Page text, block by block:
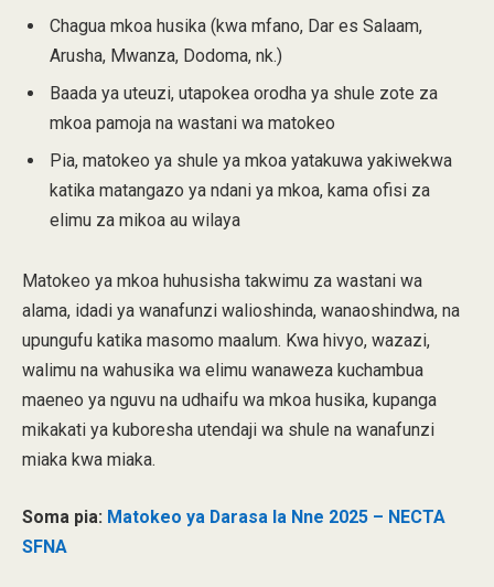
Chagua mkoa husika (kwa mfano, Dar es Salaam,
Arusha, Mwanza, Dodoma, nk.)
Baada ya uteuzi, utapokea orodha ya shule zote za
mkoa pamoja na wastani wa matokeo
Pia, matokeo ya shule ya mkoa yatakuwa yakiwekwa
katika matangazo ya ndani ya mkoa, kama ofisi za
elimu za mikoa au wilaya
Matokeo ya mkoa huhusisha takwimu za wastani wa
alama, idadi ya wanafunzi walioshinda, wanaoshindwa, na
upungufu katika masomo maalum. Kwa hivyo, wazazi,
walimu na wahusika wa elimu wanaweza kuchambua
maeneo ya nguvu na udhaifu wa mkoa husika, kupanga
mikakati ya kuboresha utendaji wa shule na wanafunzi
miaka kwa miaka.
Soma pia: Matokeo ya Darasa la Nne 2025 – NECTA
SFNA